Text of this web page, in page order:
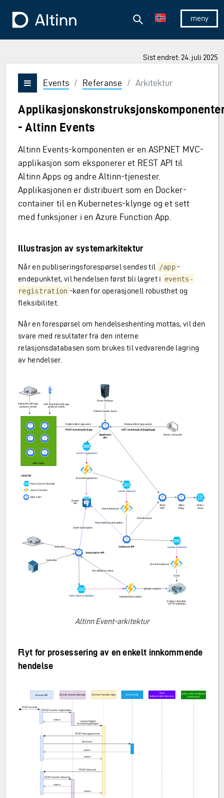
Vis/skjul
Søk
Sist endret: 24. juli 2025
Vis/skjul meny
Events / Referanse / Arkitektur
- Altinn Events
Altinn Events-komponenten er en ASP.NET MVC-
applikasjon som eksponerer et REST API til
Altinn Apps og andre Altinn-tjenester.
Applikasjonen er distribuert som en Docker-
container til en Kubernetes-klynge og et sett
med funksjoner i en Azure Function App.
Illustrasjon av systemarkitektur
Når en publiseringsforespørsel sendes til /app -
endepunktet, vil hendelsen først bli lagret i events-
registration -køen for operasjonell robusthet og
fleksibilitet.
Når en forespørsel om hendelseshenting mottas, vil den
svare med resultater fra den interne
relasjonsdatabasen som brukes til vedvarende lagring
av hendelser.
Altinn Event-arkitektur
Flyt for prosessering av en enkelt innkommende
hendelse